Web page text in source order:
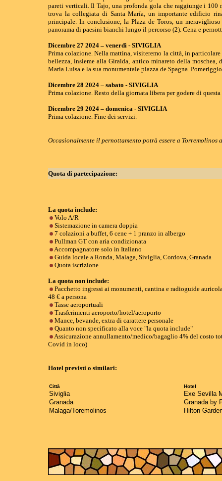
pareti verticali. Il Tajo, una profonda gola che raggiunge i
trova la collegiata di Santa María, un importante edificio
principale. In conclusione, la Plaza de Toros, un
panorama di paesini bianchi lungo il percorso (2). Cena e
Dicembre 27 2024 – venerdì - SIVIGLIA
Prima colazione. Nella mattina, visiteremo la città, in
bellezza, insieme alla Giralda, antico minareto della
Maria Luisa e la sua monumentale piazza de Spagna.
Dicembre 28 2024 – sabato - SIVIGLIA
Prima colazione. Resto della giornata libera per godere di
Dicembre 29 2024 – domenica - SIVIGLIA
Prima colazione. Fine dei servizi.
Occasionalmente il pernottamento potrà essere a Torremolinos
Quota di partecipazione:
La quota include:
Volo A/R
Sistemazione in camera doppia
7 colazioni a buffet, 6 cene + 1 pranzo in albergo
Pullman GT con aria condizionata
Accompagnatore solo in Italiano
Guida locale a Ronda, Malaga, Siviglia, Cordova, Granada
Quota iscrizione
La quota non include:
Pacchetto ingressi ai monumenti, cantina e radioguide
48 € a persona
Tasse aeroportuali
Trasferimenti aeroporto/hotel/aeroporto
Mance, bevande, extra di carattere personale
Quanto non specificato alla voce "la quota include"
Assicurazione annullamento/medico/bagaglio 4% del costo
Covid in loco)
Hotel previsti o similari:
Città Hotel
Siviglia
Exe Sevilla
Granada
Granada by
Malaga/Toremolinos
Hilton